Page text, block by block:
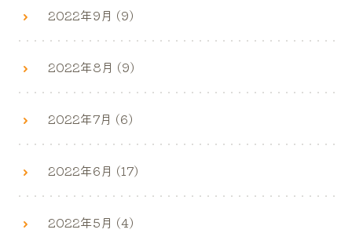
2022年9月 (9)
2022年8月 (9)
2022年7月 (6)
2022年6月 (17)
2022年5月 (4)